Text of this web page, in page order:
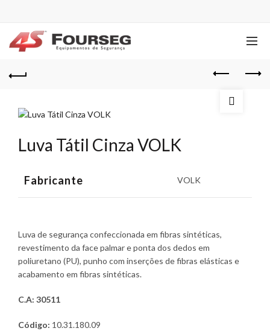
Luva Tátil Cinza VOLK
Fabricante VOLK
Luva de segurança confeccionada em fibras sintéticas,
revestimento da face palmar e ponta dos dedos em
poliuretano (PU), punho com inserções de fibras elásticas e
acabamento em fibras sintéticas.
C.A: 30511
Código: 10.31.180.09